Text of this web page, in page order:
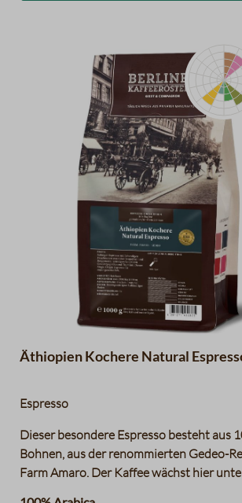
Marzipan,
Sahne
würzig,
Thymian
rote
Äthiopien Kochere Natural
Espresso
Dieser besondere Espresso besteht aus
Bohnen, aus der renommierten Gedeo-
Farm Amaro. Der Kaffee wächst hier